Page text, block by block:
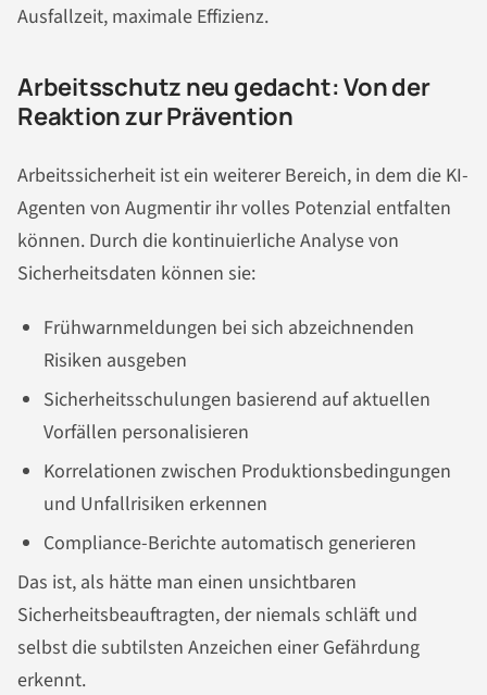
Ausfallzeit, maximale Effizienz.
Arbeitsschutz neu gedacht: Von der
Reaktion zur Prävention
Arbeitssicherheit ist ein weiterer Bereich, in dem die KI-
Agenten von Augmentir ihr volles Potenzial entfalten
können. Durch die kontinuierliche Analyse von
Sicherheitsdaten können sie:
Frühwarnmeldungen bei sich abzeichnenden
Risiken ausgeben
Sicherheitsschulungen basierend auf aktuellen
Vorfällen personalisieren
Korrelationen zwischen Produktionsbedingungen
und Unfallrisiken erkennen
Compliance-Berichte automatisch generieren
Das ist, als hätte man einen unsichtbaren
Sicherheitsbeauftragten, der niemals schläft und
selbst die subtilsten Anzeichen einer Gefährdung
erkennt.